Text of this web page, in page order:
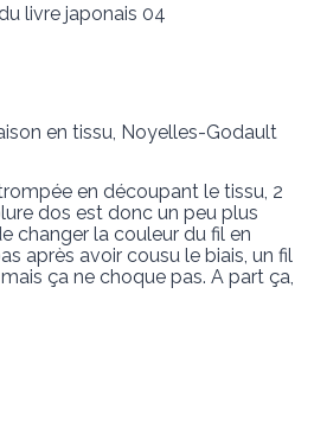
livre japonais 04
en tissu, Noyelles-Godault
en découpant le tissu, 2
dos est donc un peu plus
changer la couleur du fil en
après avoir cousu le biais, un fil
ça ne choque pas. A part ça,